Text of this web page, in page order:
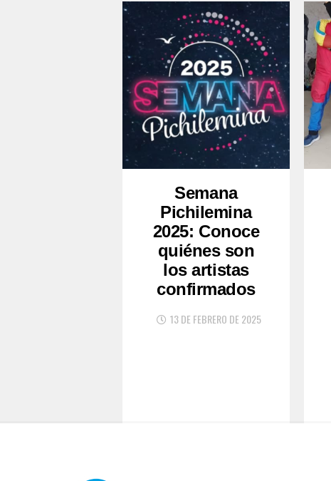
Semana
Pichilemina
2025: Conoce
quiénes son
los artistas
confirmados
13 DE FEBRERO DE 2025